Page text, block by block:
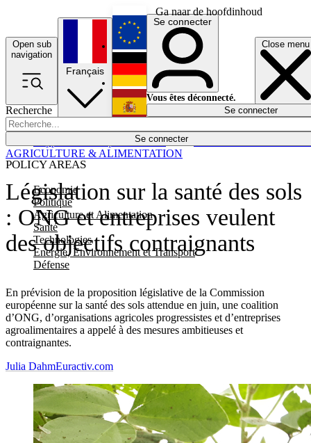
Ga naar de hoofdinhoud
Open sub
navigation
Close menu
Recherche
Se connecter
POLICY AREAS
Economie
Politique
Agriculture et Alimentation
Santé
Technologies
Energie, Environnement et Transport
Défense
Économie
Français
English
Deutsch
Español
Se connecter
Vous êtes déconnecté.
Se connecter
Législation sur la santé des sols
: ONG et entreprises veulent
des objectifs contraignants
En prévision de la proposition législative de la Commission
européenne sur la santé des sols attendue en juin, une coalition
d’ONG, d’organisations agricoles progressistes et d’entreprises
agroalimentaires a appelé à des mesures ambitieuses et
contraignantes.
AGRICULTURE & ALIMENTATION
Julia DahmEuractiv.com